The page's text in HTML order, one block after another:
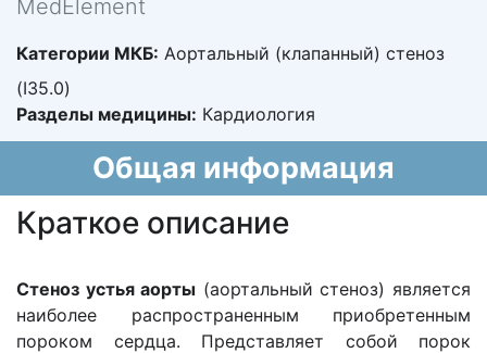
MedElement
Категории МКБ: Аортальный (клапанный) стеноз
(I35.0)
Разделы медицины: Кардиология
Общая информация
Краткое описание
Стеноз устья аорты (аортальный стеноз) является
наиболее распространенным приобретенным
пороком сердца. Представляет собой порок